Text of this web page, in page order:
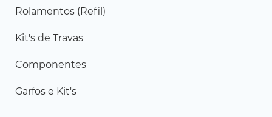
Rolamentos (Refil)
Kit's de Travas
Componentes
Garfos e Kit's